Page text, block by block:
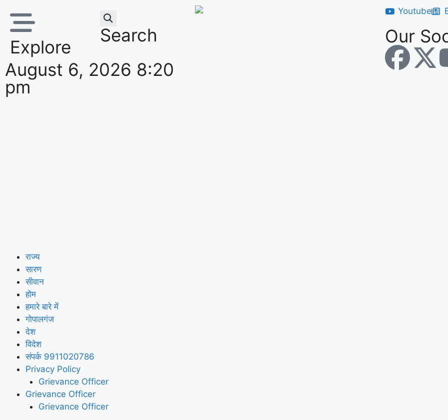
Explore
Search
August 6, 2026 8:20
pm
Youtube
Our
राज्य
सारण
सीवान
होम
हमारे बारे में
गोपालगंज
देश
विदेश
संपर्क 9911020786
Privacy Policy
Grievance Officer
Grievance Officer
Grievance Officer